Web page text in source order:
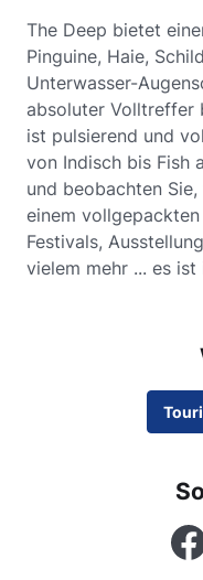
The Deep bietet
Pinguine, Haie,
Unterwasser-
absoluter Volltreffer
ist pulsierend und
von Indisch bis Fish
und beobachten
einem
Festivals,
vielem mehr ... es